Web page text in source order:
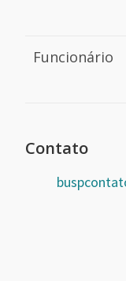
Funcionário
Contato